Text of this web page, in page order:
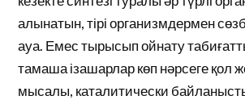
алынатын, тірі организмдермен
ауа. Емес тырысып ойнату
тамаша ізашарлар көп нәрсеге қол
мысалы, каталитически